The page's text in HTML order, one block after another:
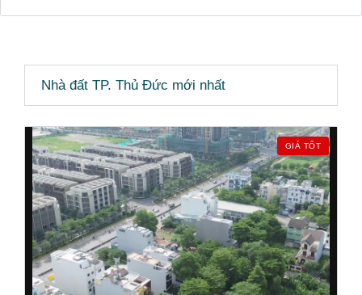
Nhà đất TP. Thủ Đức mới nhất
GIÁ TỐT